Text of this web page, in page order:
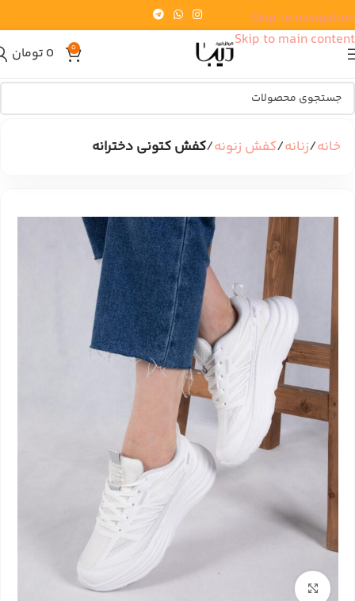
Skip to navigation
Skip to main content
0
0 تومان
خانه زنانه کفش زنونه کفش کتونی دخترانه
بزرگنمایی تصویر